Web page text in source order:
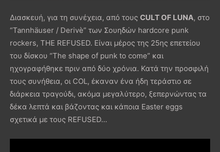
Διασκευή, για τη συνέχεια, από τους CULT OF LUNA, στο
“Tannhäuser / Derivè” των Σουηδών hardcore punk
rockers, THE REFUSED. Είναι μέρος της 25ης επετείου
του δίσκου “The shape of punk to come” και
ηχογραφήθηκε πριν από δύο χρόνια. Κατά την προσφιλή
τους συνήθεια, οι COL, έκαναν ένα ήδη τεράστιο σε
διάρκεια τραγούδι, ακόμα μεγαλύτερο, ξεπερνώντας τα
δέκα λεπτά και βάζοντας και κάποια Easter eggs
σχετικά με τους REFUSED…